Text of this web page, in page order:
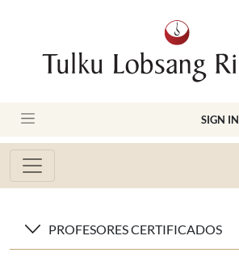
SIGN IN
PROFESORES CERTIFICADOS